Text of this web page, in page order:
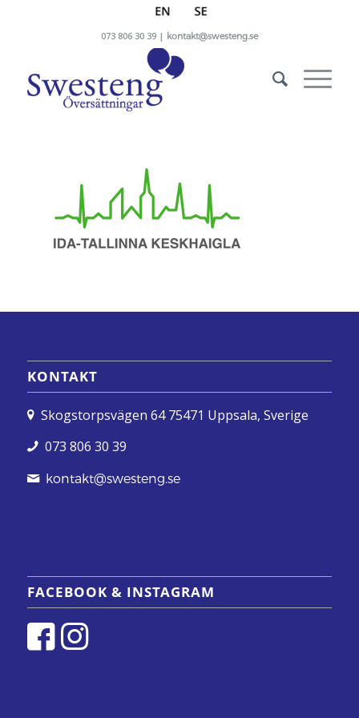
073 806 30 39 | kontakt@swesteng.se
KONTAKT
Skogstorpsvägen 64 75471 Uppsala, Sverige
073 806 30 39
kontakt@swesteng.se
FACEBOOK & INSTAGRAM